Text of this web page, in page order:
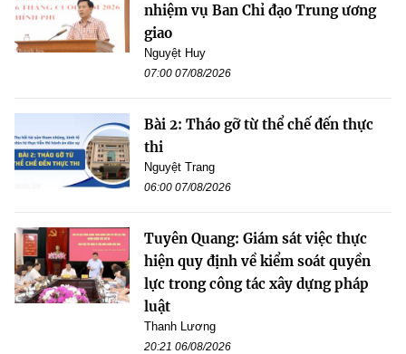
nhiệm vụ Ban Chỉ đạo Trung ương
giao
Nguyệt Huy
07:00 07/08/2026
Bài 2: Tháo gỡ từ thể chế đến thực
thi
Nguyệt Trang
06:00 07/08/2026
Tuyên Quang: Giám sát việc thực
hiện quy định về kiểm soát quyền
lực trong công tác xây dựng pháp
luật
Thanh Lương
20:21 06/08/2026